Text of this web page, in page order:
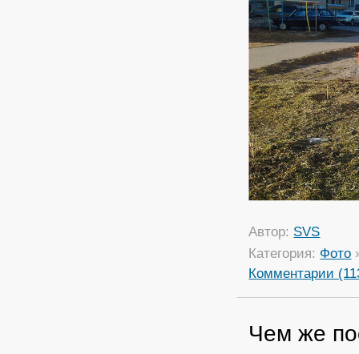
Автор: SVS
Категория: Фото
Комментарии
Чем же